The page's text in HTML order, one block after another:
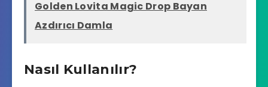
Golden Lovita Magic Drop Bayan
Azdırıcı Damla
Nasıl Kullanılır?